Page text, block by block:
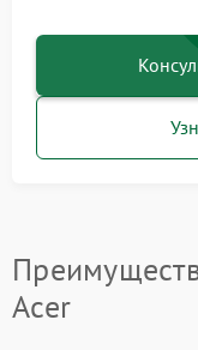
Acer